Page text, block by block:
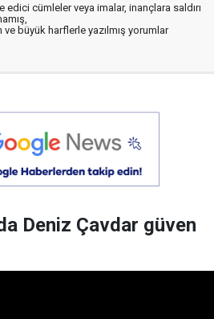
edici cümleler veya imalar, inançlara saldırı
büyük harflerle yazılmış yorumlar
Deniz Çavdar güven